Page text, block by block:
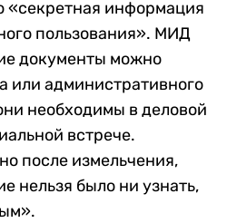
информация
пользования». МИД
документы можно
или административного
необходимы в деловой
встрече.
после измельчения,
нельзя было ни узнать,